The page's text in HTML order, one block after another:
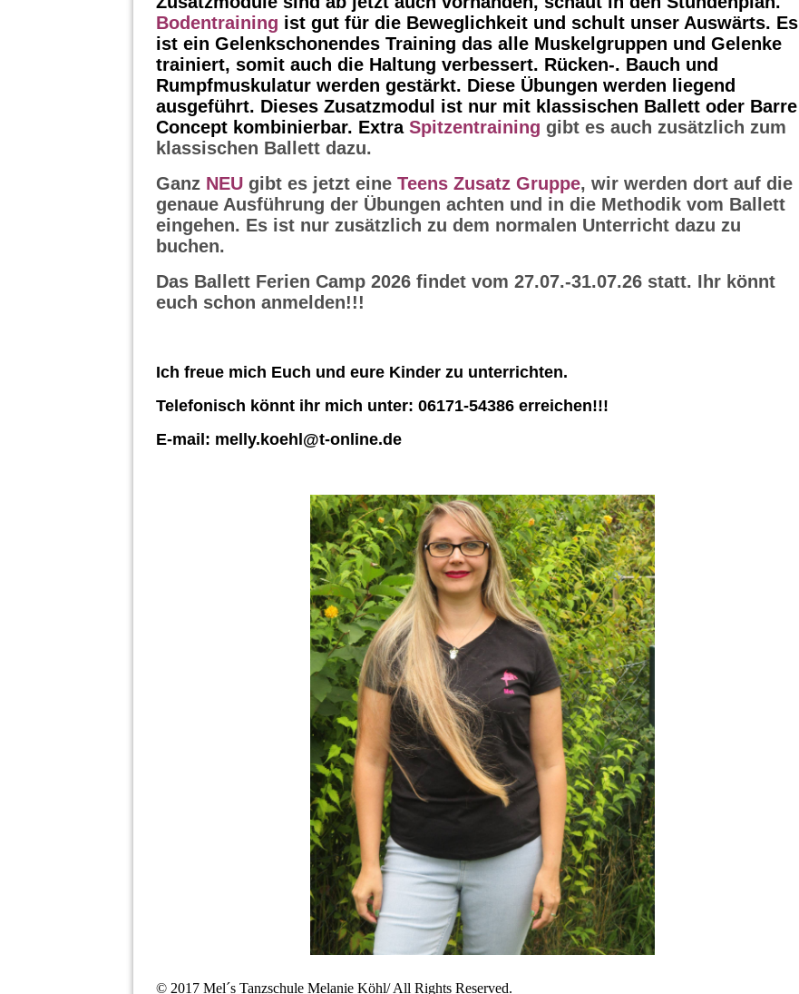
Bodentraining ist gut für die Beweglichkeit und schult unser Auswärts. Es
ist ein Gelenkschonendes Training das alle Muskelgruppen und Gelenke
trainiert, somit auch die Haltung verbessert. Rücken-. Bauch und
Rumpfmuskulatur werden gestärkt. Diese Übungen werden liegend
ausgeführt. Dieses Zusatzmodul ist nur mit klassischen Ballett oder Barre
Concept kombinierbar. Extra Spitzentraining gibt es auch zusätzlich zum
klassischen Ballett dazu.
Ganz NEU gibt es jetzt eine Teens Zusatz Gruppe, wir werden dort auf die
genaue Ausführung der Übungen achten und in die Methodik vom Ballett
eingehen. Es ist nur zusätzlich zu dem normalen Unterricht dazu zu
buchen.
Das Ballett Ferien Camp 2026 findet vom 27.07.-31.07.26 statt. Ihr könnt
euch schon anmelden!!!
Ich freue mich Euch und eure Kinder zu unterrichten.
Telefonisch könnt ihr mich unter: 06171-54386 erreichen!!!
E-mail: melly.koehl@t-online.de
© 2017 Mel´s Tanzschule Melanie Köhl/ All Rights Reserved.